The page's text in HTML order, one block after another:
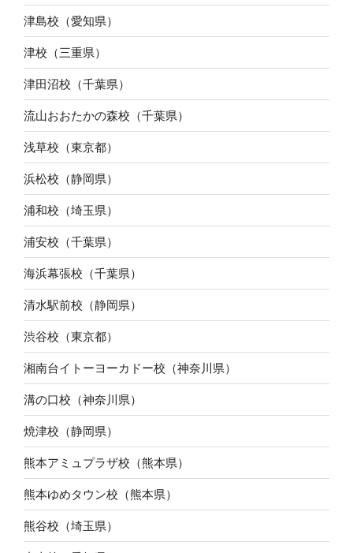
津島校（愛知県）
津校（三重県）
津田沼校（千葉県）
流山おおたかの森校（千葉県）
浅草校（東京都）
浜松校（静岡県）
浦和校（埼玉県）
浦安校（千葉県）
海浜幕張校（千葉県）
清水駅前校（静岡県）
渋谷校（東京都）
湘南台イトーヨーカドー校（神奈川県）
溝の口校（神奈川県）
焼津校（静岡県）
熊本アミュプラザ校（熊本県）
熊本ゆめタウン校（熊本県）
熊谷校（埼玉県）